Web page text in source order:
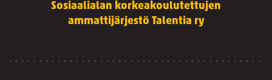
Sosiaalialan korkeakoulutettujen
ammattijärjestö Talentia ry